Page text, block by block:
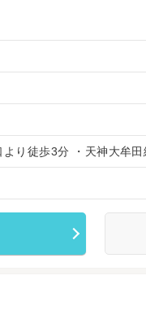
り徒歩3分 ・天神大牟